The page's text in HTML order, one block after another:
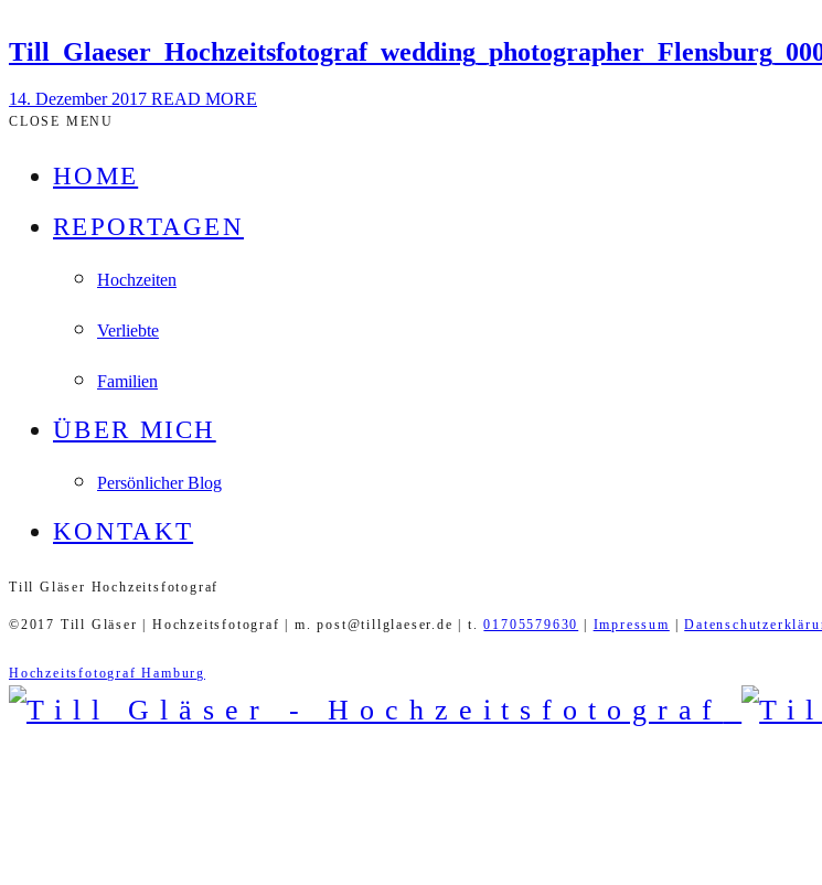
14. Dezember 2017 READ MORE
CLOSE MENU
HOME
REPORTAGEN
Hochzeiten
Verliebte
Familien
ÜBER MICH
Persönlicher Blog
KONTAKT
Till Gläser Hochzeitsfotograf
©2017 Till Gläser | Hochzeitsfotograf | m. post@tillglaeser.de | t.01705579630 | Impressum |
Hochzeitsfotograf Hamburg